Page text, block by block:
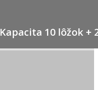
Kapacita 10 lôžok